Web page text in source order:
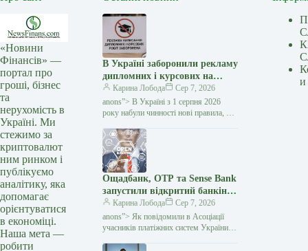
«Новини
Фінансів» —
портал про
гроші, бізнес
та
нерухомість в
Україні. Ми
стежимо за
криптовалют
ним ринком і
публікуємо
аналітику, яка
допомагає
орієнтуватися
в економіці.
Наша мета —
робити
В Україні заборонили рекламу
дипломних і курсових на
замовлення: кого стосуються
нові правила — Мінфін
Карина Лобода
Сер 7, 2026
anons”> В Україні з 1 серпня 2026
року набули чинності нові правила, які
з написання академічних робіт замість
студентів і…
Ощадбанк, OTP та Sense Bank
запустили відкритий банкінг:
що змінилося для клієнтів —
Мінфін
Карина Лобода
Сер 7, 2026
anons”> Як повідомили в Асоціації
учасників платіжних систем України
и